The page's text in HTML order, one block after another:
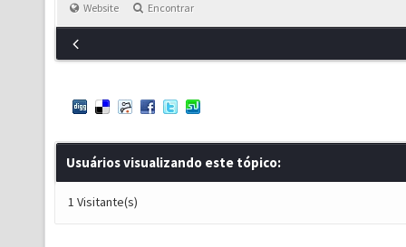
Website Encontrar
Usuários visualizando este tópico:
1 Visitante(s)